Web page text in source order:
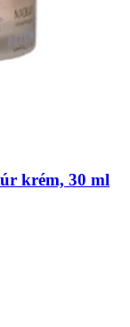
krém, 30 ml